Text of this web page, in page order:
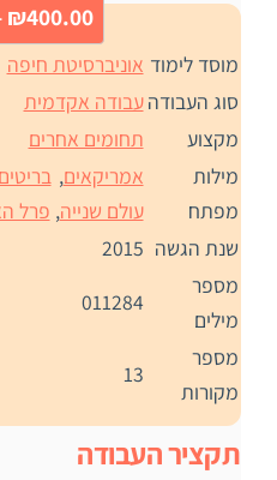
₪400.00 – לרכישה והורדה מיידית
מוסד לימוד אוניברסיטת חיפה
סוג העבודהעבודה אקדמית
מקצוע
תחומים אחרים
מילות
מפתח
אמריקאים,
עולם שנייה, פרל
שנת הגשה 2015
מספר
מילים
011284
מספר
מקורות
13
תקציר העבודה